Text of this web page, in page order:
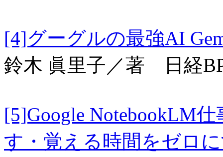
[4]グーグルの最強
鈴木 眞里子／著 日経
[5]Google
す・覚える時間をゼ